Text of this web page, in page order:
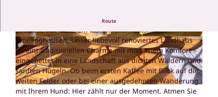
© Gut Holtorf | CC-BY-SA
© Gut Holthof |CC-BY-NC © Gut Holthof |CC-BY-NC
Route
Entfliehen Sie dem Alltag und finden Sie Ihr zweites
Zuhause auf unserem historischen Gutshof in
Amelinghausen. Unser liebevoll renoviertes Landhaus
vereint traditionellen Charme mit modernem Komfort –
eingebettet in eine Landschaft aus dichten Wäldern und
sanften Hügeln. Ob beim ersten Kaffee mit Blick auf die
weiten Felder oder bei einer ausgedehnten Wanderung
mit Ihrem Hund: Hier zählt nur der Moment. Atmen Sie